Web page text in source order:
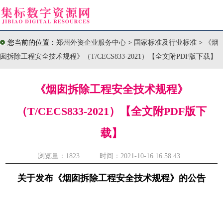
您当前的位置： 郑州外资企业服务中心 > 国家标准及行业标准 >
《烟
囱拆除工程安全技术规程》（T/CECS833-2021）【全文附PDF版下载】
《烟囱拆除工程安全技术规程》
（T/CECS833-2021）【全文附PDF版下
载】
浏览量： 1823 时间：2021-10-16 16:58:43
关于发布《烟囱拆除工程安全技术规程》的公告